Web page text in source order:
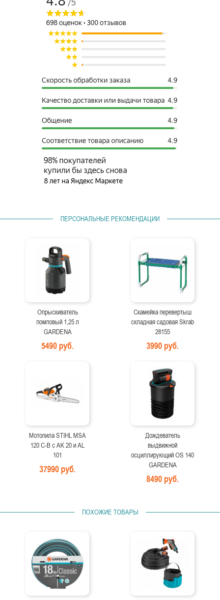
ПЕРСОНАЛЬНЫЕ РЕКОМЕНДАЦИИ
Опрыскиватель
помповый 1,25 л
GARDENA
5490 руб.
Скамейка перевертыш
складная садовая Skrab
28155
3990 руб.
Мотопила STIHL MSA
120 C-B с AK 20 и AL
101
37990 руб.
Дождеватель
выдвижной
осциллирующий OS 140
GARDENA
8490 руб.
ПОХОЖИЕ ТОВАРЫ